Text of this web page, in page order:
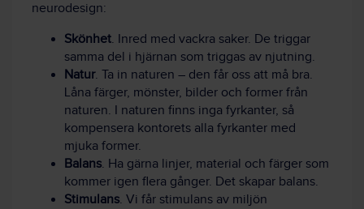
neurodesign:
Skönhet. Inred med vackra saker. De triggar
samma del i hjärnan som triggas av njutning.
Natur. Ta in naturen – den får oss att må bra.
Låna färger, mönster, bilder och former från
naturen. I naturen finns inga fyrkanter, så
kompensera kontorets alla fyrkanter med
mjuka former.
Balans. Ha gärna linjer, material och färger som
kommer igen flera gånger. Det skapar balans.
Stimulans. Vi får stimulans av miljön